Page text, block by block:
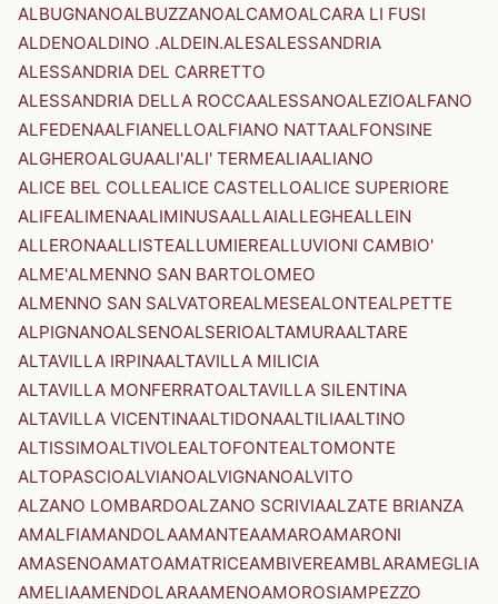
ALBUGNANOALBUZZANOALCAMOALCARA LI FUSI
ALDENOALDINO .ALDEIN.ALESALESSANDRIA
ALESSANDRIA DEL CARRETTO
ALESSANDRIA DELLA ROCCAALESSANOALEZIOALFANO
ALFEDENAALFIANELLOALFIANO NATTAALFONSINE
ALGHEROALGUAALI'ALI' TERMEALIAALIANO
ALICE BEL COLLEALICE CASTELLOALICE SUPERIORE
ALIFEALIMENAALIMINUSAALLAIALLEGHEALLEIN
ALLERONAALLISTEALLUMIEREALLUVIONI CAMBIO'
ALME'ALMENNO SAN BARTOLOMEO
ALMENNO SAN SALVATOREALMESEALONTEALPETTE
ALPIGNANOALSENOALSERIOALTAMURAALTARE
ALTAVILLA IRPINAALTAVILLA MILICIA
ALTAVILLA MONFERRATOALTAVILLA SILENTINA
ALTAVILLA VICENTINAALTIDONAALTILIAALTINO
ALTISSIMOALTIVOLEALTOFONTEALTOMONTE
ALTOPASCIOALVIANOALVIGNANOALVITO
ALZANO LOMBARDOALZANO SCRIVIAALZATE BRIANZA
AMALFIAMANDOLAAMANTEAAMAROAMARONI
AMASENOAMATOAMATRICEAMBIVEREAMBLARAMEGLIA
AMELIAAMENDOLARAAMENOAMOROSIAMPEZZO